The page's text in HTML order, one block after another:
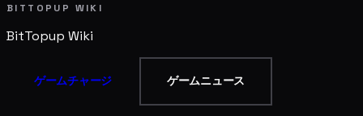
BITTOPUP WIKI
BitTopup Wiki
ゲームチャージ ゲームニュース